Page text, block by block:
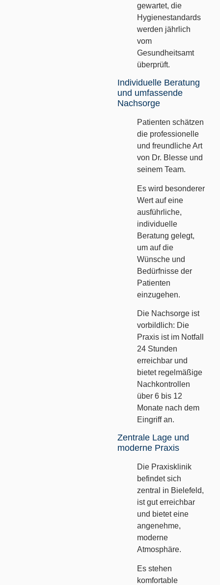
gewartet, die
Hygienestandards
werden jährlich
vom
Gesundheitsamt
überprüft.
Individuelle Beratung
und umfassende
Nachsorge
Patienten schätzen
die professionelle
und freundliche Art
von Dr. Blesse und
seinem Team.
Es wird besonderer
Wert auf eine
ausführliche,
individuelle
Beratung gelegt,
um auf die
Wünsche und
Bedürfnisse der
Patienten
einzugehen.
Die Nachsorge ist
vorbildlich: Die
Praxis ist im Notfall
24 Stunden
erreichbar und
bietet regelmäßige
Nachkontrollen
über 6 bis 12
Monate nach dem
Eingriff an.
Zentrale Lage und
moderne Praxis
Die Praxisklinik
befindet sich
zentral in Bielefeld,
ist gut erreichbar
und bietet eine
angenehme,
moderne
Atmosphäre.
Es stehen
komfortable